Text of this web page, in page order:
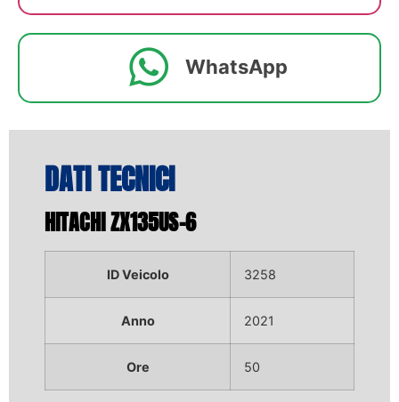
WhatsApp
DATI TECNICI
HITACHI ZX135US-6
ID Veicolo 3258
Anno 2021
Ore 50